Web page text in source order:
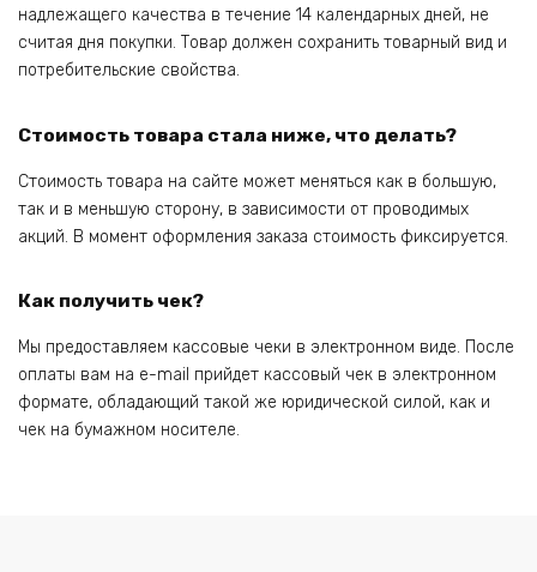
надлежащего качества в течение 14 календарных дней, не
считая дня покупки. Товар должен сохранить товарный вид и
потребительские свойства.
Стоимость товара стала ниже, что делать?
Стоимость товара на сайте может меняться как в большую,
так и в меньшую сторону, в зависимости от проводимых
акций. В момент оформления заказа стоимость фиксируется.
Как получить чек?
Мы предоставляем кассовые чеки в электронном виде. После
оплаты вам на e-mail прийдет кассовый чек в электронном
формате, обладающий такой же юридической силой, как и
чек на бумажном носителе.